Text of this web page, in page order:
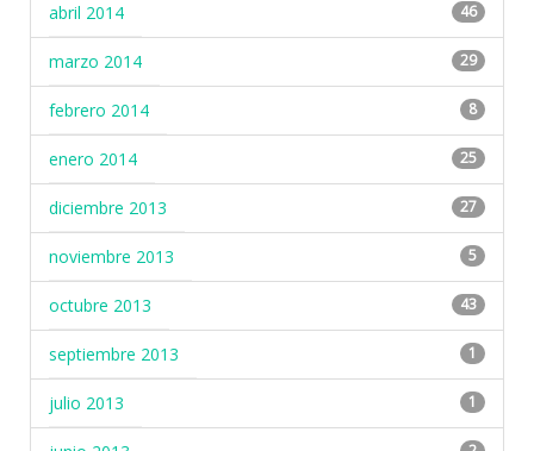
abril 2014 46
marzo 2014 29
febrero 2014 8
enero 2014 25
diciembre 2013 27
noviembre 2013 5
octubre 2013 43
septiembre 2013 1
julio 2013 1